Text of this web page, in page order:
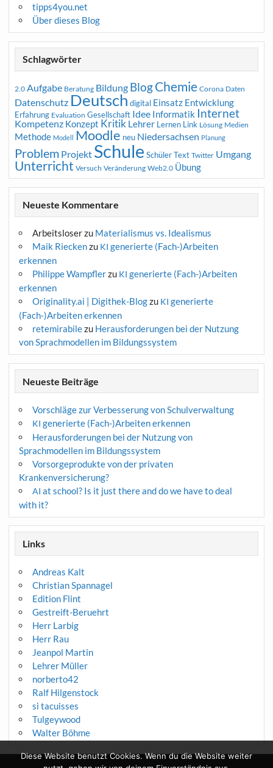
tipps4you.net
Über dieses Blog
Schlagwörter
2.0 Aufgabe Beratung Bildung BlogChemie Corona Daten
Datenschutz Deutsch digital Einsatz Entwicklung
Erfahrung Evaluation Gesellschaft Idee Informatik Internet
Kompetenz Konzept Kritik Lehrer Lernen Link Lösung Medien
Methode Modell Moodle neu Niedersachsen Planung
Problem Projekt Schule Schüler Text Twitter Umgang
Unterricht Versuch Veränderung Web2.0 Übung
Neueste Kommentare
Arbeitsloserzu Materialismus vs. Idealismus
Maik Rieckenzu KI generierte (Fach-)Arbeiten
erkennen
Philippe Wampflerzu KI generierte (Fach-)Arbeiten
erkennen
Originality.ai | Digithek-Blogzu KI generierte
(Fach-)Arbeiten erkennen
retemirabilezu Herausforderungen bei der Nutzung
von Sprachmodellen im Bildungssystem
Neueste Beiträge
Vorschläge zur Verbesserung von Schulverwaltung
KI generierte (Fach-)Arbeiten erkennen
Herausforderungen bei der Nutzung von
Sprachmodellen im Bildungssystem
Vorsorgeprodukte von der privaten
Krankenversicherung?
AI at school? Is it just there and do we have to deal
with it?
Links
Andreas Kalt
Christian Spannagel
Edition Flint
Gestreift-Beruehrt
Herr Larbig
Herr Rau
Jeanpol Martin
Lehrer Müller
norberto42
Ralf Hilgenstock
si tacuisses
Tulgeywood
Walter Böhme
Diese Website benutzt Cookies. Wenn du die Website weiter